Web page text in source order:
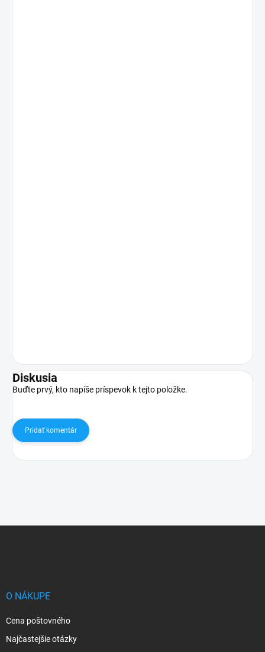
Diskusia
Buďte prvý, kto napíše príspevok k tejto položke.
Pridať komentár
O NÁKUPE
Cena poštovného
Najčastejšie otázky